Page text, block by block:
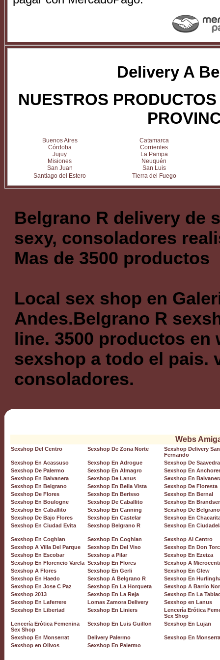
Delivery A
NUESTROS
Buenos Aires
Catamarca
Córdoba
Corrientes
Jujuy
La Pampa
Misiones
Neuquén
San Juan
San Luis
Santiago del Estero
Tierra del Fuego
Belgrano R delivery de
sexy, consoladores
Mas de 3500 productos
Local sex shop en
Andes.Belgrano R
line. 3500 productos en
sexshop a todo el pais.
consoladores.
Webs
Sexshop Del Centro Sexshop De Zona Norte
Sexshop Delivery San
Fernando
Sexshop En Acassuso
Sexshop En Adrogue
Sexshop De Saavedra
Sexshop De Palermo
Sexshop En Almagro
Sexshop En
Sexshop En Balvanera
Sexshop De Lanus
Sexshop En
Sexshop En Belgrano
Sexshop En Bella Vista
Sexshop De Floresta
Sexshop De Flores
Sexshop En Berisso
Sexshop En Bernal
Sexshop En Boulogne
Sexshop De Caballito
Sexshop En
Sexshop En Caballito
Sexshop En Canning
Sexshop De Belgrano
Sexshop De Bajo Flores
Sexshop En Castelar
Sexshop En
Sexshop En Ciudad Evita
Sexshop Belgrano R Sexshop En
Sexshop En Coghlan Sexshop En Coghlan
Sexshop Al Centro
Sexshop A Villa Del Parque
Sexshop En Del Viso
Sexshop En Don
Sexshop En Escobar
Sexshop a Pilar
Sexshop En Ezeiza
Sexshop En Florencio Varela Sexshop En Flores
Sexshop A
Sexshop A Flores
Sexshop En Gerli
Sexshop En Glew
Sexshop En Haedo
Sexshop A Belgrano R
Sexshop En
Sexshop En Jose C Paz
Sexshop En La Horqueta
Sexshop A Barrio
Sexshop 2013
Sexshop En La Reja
Sexshop En La
Sexshop En Laferrere
Lomas Zamora Delivery
Sexshop en Lanus
Sexshop En Libertad
Sexshop En Liniers
Lencería Erótica
Sex Shop
Lencería Erótica Femenina
Sex Shop
Sexshop En Luis Guillon Sexshop En Lujan
Sexshop En Monserrat Delivery Palermo
Sexshop En
Sexshop en Olivos
Sexshop En Palermo